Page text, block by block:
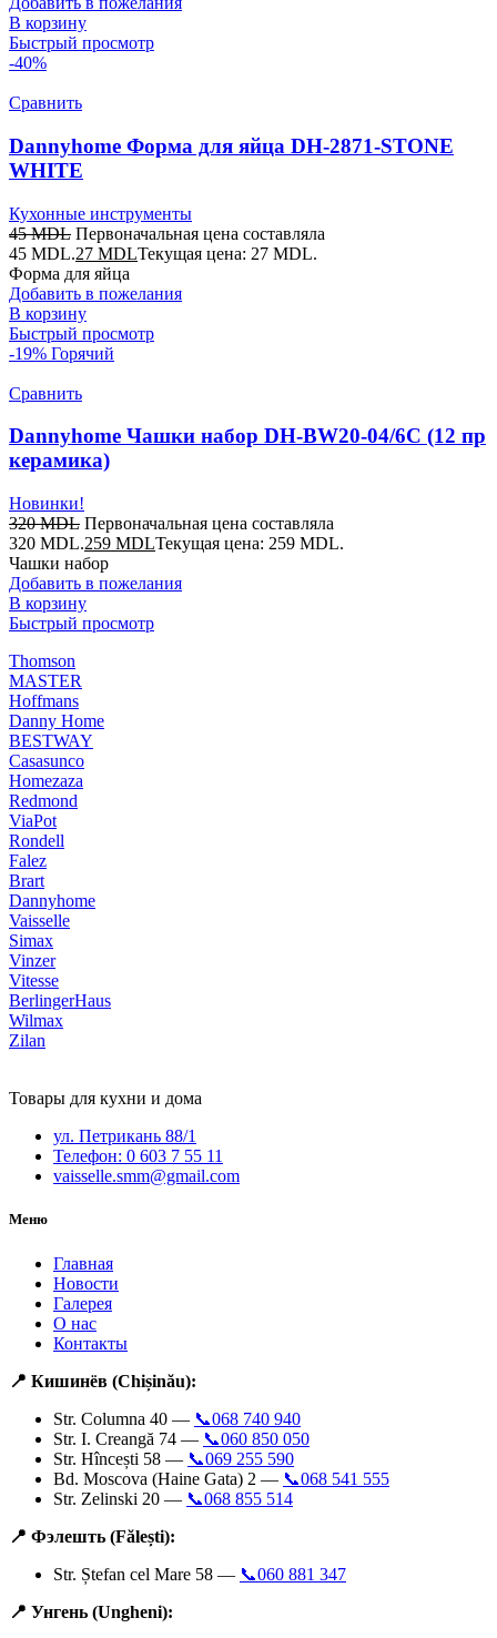
В корзину
Быстрый просмотр
-40%
Сравнить
Dannyhome Форма для яйца DH-2871-STONE
WHITE
Кухонные инструменты
45MDL Первоначальная цена составляла
45 MDL.27 MDLТекущая цена: 27 MDL.
Форма для яйца
Добавить в пожелания
В корзину
Быстрый просмотр
-19% Горячий
Сравнить
Dannyhome Чашки набор DH-BW20-04/6C (12 пр
керамика)
Новинки!
320MDL Первоначальная цена составляла
320 MDL.259 MDLТекущая цена: 259 MDL.
Чашки набор
Добавить в пожелания
В корзину
Быстрый просмотр
Thomson
MASTER
Hoffmans
Danny Home
BESTWAY
Casasunco
Homezaza
Redmond
ViaPot
Rondell
Falez
Brart
Dannyhome
Vaisselle
Simax
Vinzer
Vitesse
BerlingerHaus
Wilmax
Zilan
Товары для кухни и дома
ул. Петрикань 88/1
Телефон: 0 603 7 55 11
vaisselle.smm@gmail.com
Меню
Главная
Новости
Галерея
О нас
Контакты
📍 Кишинёв (Chișinău):
Str. Columna 40 — 📞068 740 940
Str. I. Creangă 74 — 📞060 850 050
Str. Hîncești 58 — 📞069 255 590
Bd. Moscova (Haine Gata) 2 — 📞068 541 555
Str. Zelinski 20 — 📞068 855 514
📍 Фэлешть (Fălești):
Str. Ștefan cel Mare 58 — 📞060 881 347
📍 Унгень (Ungheni):